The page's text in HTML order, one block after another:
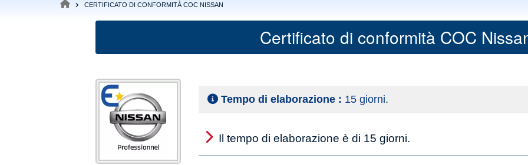
BRICIOLE
PANE
CERTIFICATO DI CONFORMITÀ COC NISSAN
Certificato di conformità COC
Tempo di elaborazione : 15 giorni.
Il tempo di elaborazione è di 15 giorni.